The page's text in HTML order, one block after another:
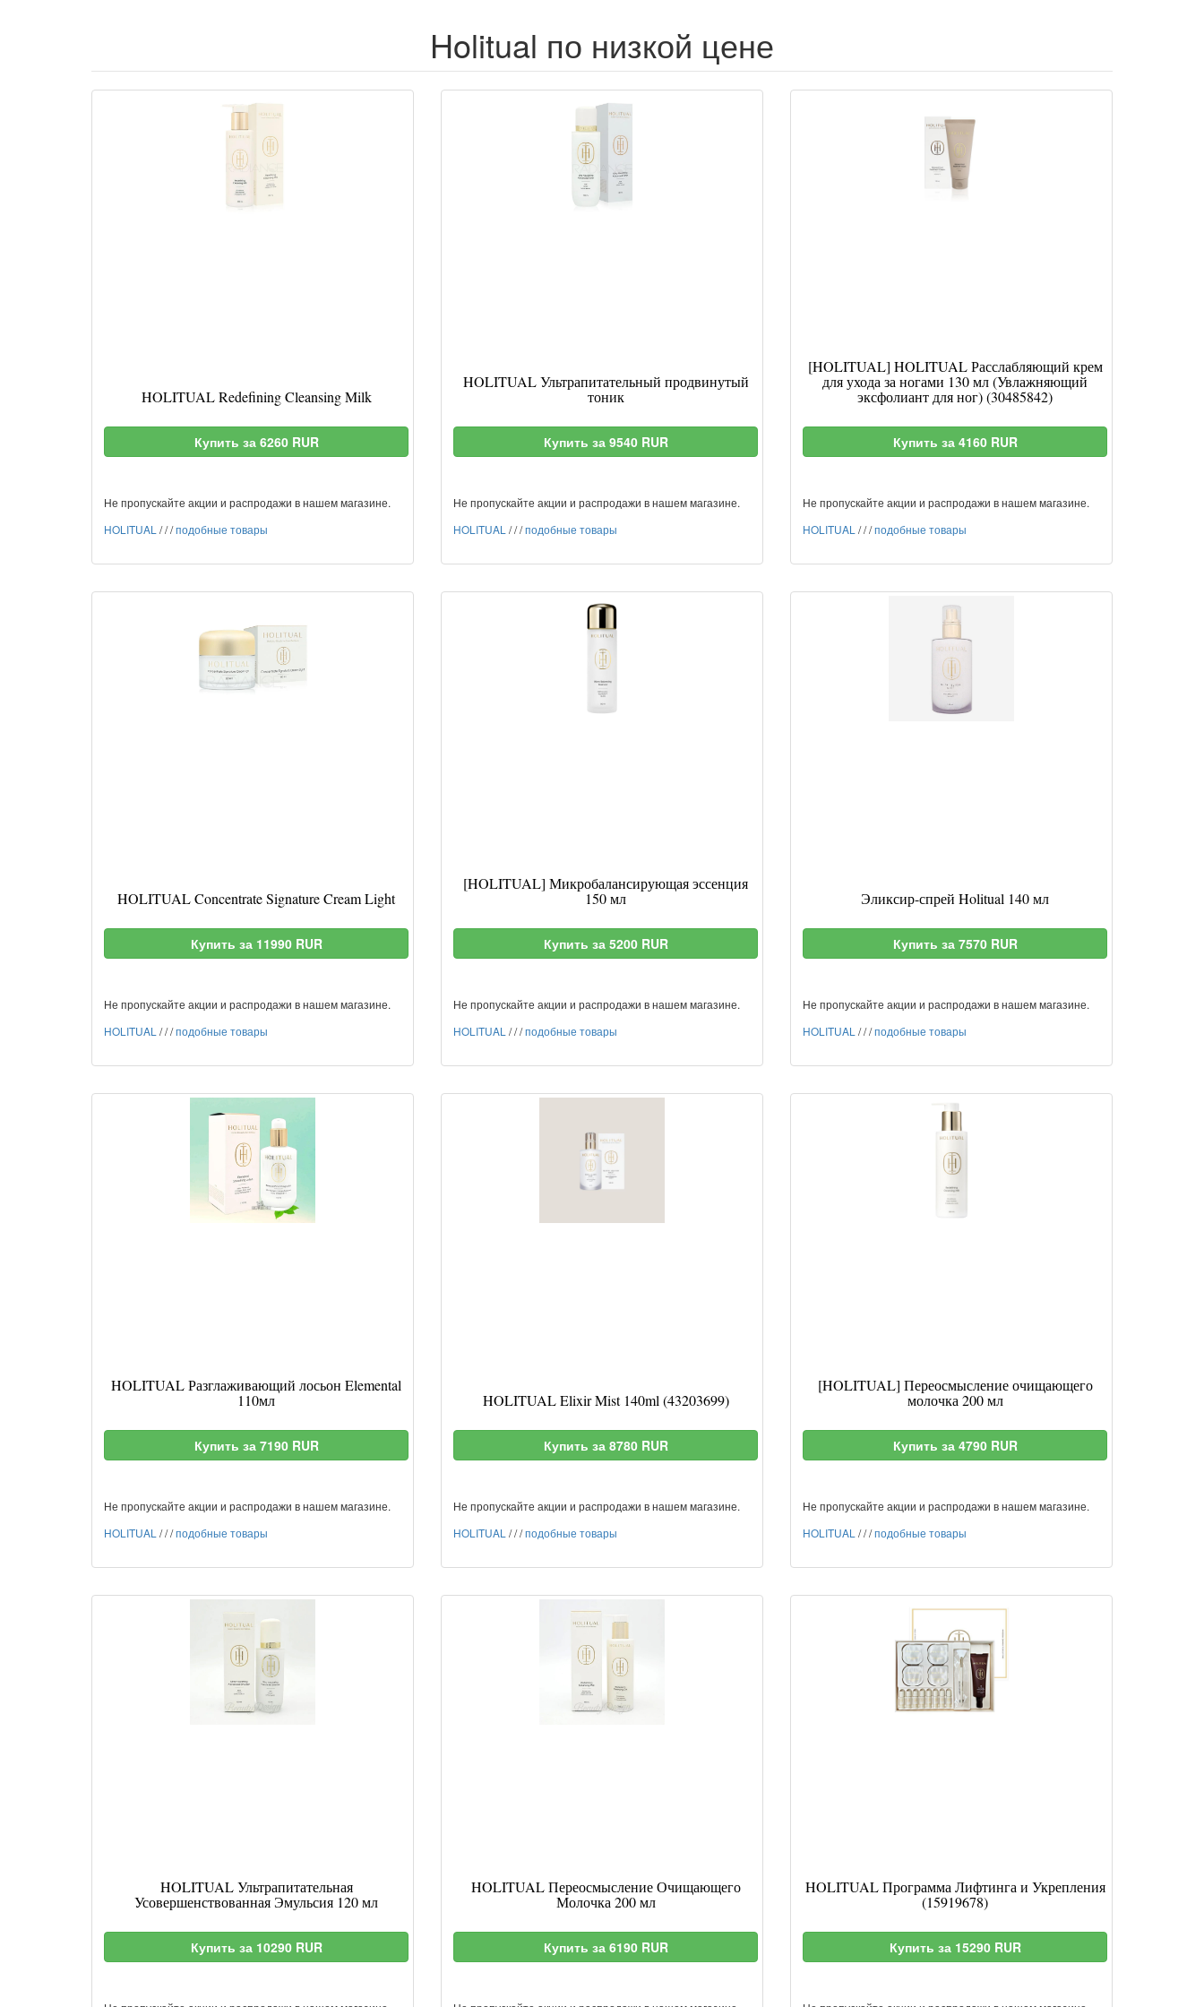
Holitual по низкой цене
HOLITUAL Redefining Cleansing Milk
Купить за 6260 RUR
Не пропускайте акции и распродажи в нашем магазине.
HOLITUAL ///подобные товары
HOLITUAL Ультрапитательный продвинутый
тоник
Купить за 9540 RUR
Не пропускайте акции и распродажи в нашем магазине.
HOLITUAL ///подобные товары
[HOLITUAL] HOLITUAL Расслабляющий крем
для ухода за ногами 130 мл (Увлажняющий
эксфолиант для ног) (30485842)
Купить за 4160 RUR
Не пропускайте акции и распродажи в нашем магазине.
HOLITUAL ///подобные товары
HOLITUAL Concentrate Signature Cream Light
Купить за 11990 RUR
Не пропускайте акции и распродажи в нашем магазине.
HOLITUAL ///подобные товары
[HOLITUAL] Микробалансирующая эссенция
150 мл
Купить за 5200 RUR
Не пропускайте акции и распродажи в нашем магазине.
HOLITUAL ///подобные товары
Эликсир-спрей Holitual 140 мл
Купить за 7570 RUR
Не пропускайте акции и распродажи в нашем магазине.
HOLITUAL ///подобные товары
HOLITUAL Разглаживающий лосьон Elemental
110мл
Купить за 7190 RUR
Не пропускайте акции и распродажи в нашем магазине.
HOLITUAL ///подобные товары
HOLITUAL Elixir Mist 140ml (43203699)
Купить за 8780 RUR
Не пропускайте акции и распродажи в нашем магазине.
HOLITUAL ///подобные товары
[HOLITUAL] Переосмысление очищающего
молочка 200 мл
Купить за 4790 RUR
Не пропускайте акции и распродажи в нашем магазине.
HOLITUAL ///подобные товары
HOLITUAL Ультрапитательная
Усовершенствованная Эмульсия 120 мл
Купить за 10290 RUR
HOLITUAL Переосмысление Очищающего
Молочка 200 мл
Купить за 6190 RUR
HOLITUAL Программа Лифтинга и Укрепления
(15919678)
Купить за 15290 RUR